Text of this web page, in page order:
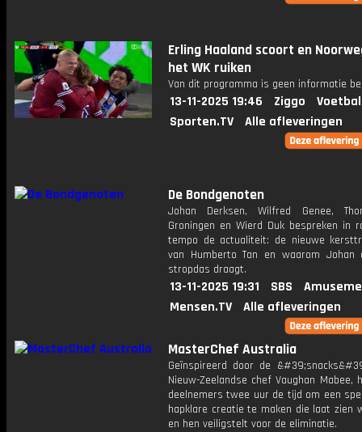
Erling Haaland scoort en
het WK ruiken
Van dit programma is geen informatie
13-11-2025 19:46 Ziggo
Sporten.TV
Alle afleveringen
De Bondgenoten
Johan Derksen, Wilfred Genee,
Groningen en Wierd Duk bespreken in
tempo de actualiteit: de nieuwe
van Humberto Tan en waarom Johan
stropdas draagt.
13-11-2025 19:31 SBS
Mensen.TV
Alle afleveringen
MasterChef Australia
Geïnspireerd door de
Nieuw-Zeelandse chef Vaughan Mabee,
deelnemers twee uur de tijd om een
hapklare creatie te maken die laat zien
en hen veiligstelt voor de eliminatie.